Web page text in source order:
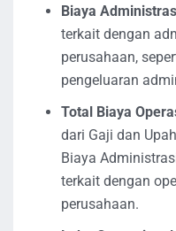
Biaya
terkait dengan
perusahaan,
pengeluaran
Total Biaya
dari Gaji dan
Biaya
terkait dengan
perusahaan.